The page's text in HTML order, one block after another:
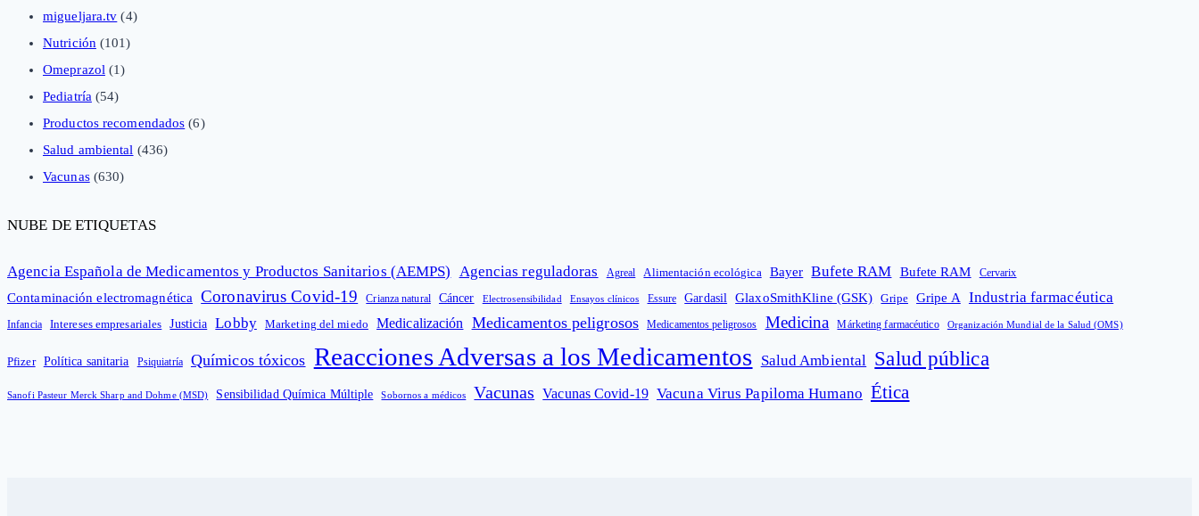
migueljara.tv (4)
Nutrición(101)
Omeprazol(1)
Pediatría(54)
Productos recomendados (6)
Salud ambiental (436)
Vacunas(630)
NUBE DE ETIQUETAS
Agencia Española de Medicamentos y Productos Sanitarios (AEMPS) Agencias reguladoras Agreal Alimentación ecológica Bayer Bufete RAM Bufete RAM Cervarix
Contaminación electromagnética Coronavirus Covid-19 Crianza natural Cáncer Electrosensibilidad Ensayos clínicos Essure Gardasil GlaxoSmithKline (GSK) Gripe Gripe A Industria farmacéutica
Infancia Intereses empresariales Justicia Lobby Marketing del miedo Medicalización Medicamentos peligrosos Medicamentos peligrosos Medicina Márketing farmacéutico Organización Mundial de la Salud (OMS)
Pfizer Política sanitaria Psiquiatría Químicos tóxicos Reacciones Adversas a los Medicamentos Salud Ambiental Salud pública
Sanofi Pasteur Merck Sharp and Dohme (MSD) Sensibilidad Química Múltiple Sobornos a médicos Vacunas Vacunas Covid-19 Vacuna Virus Papiloma Humano Ética